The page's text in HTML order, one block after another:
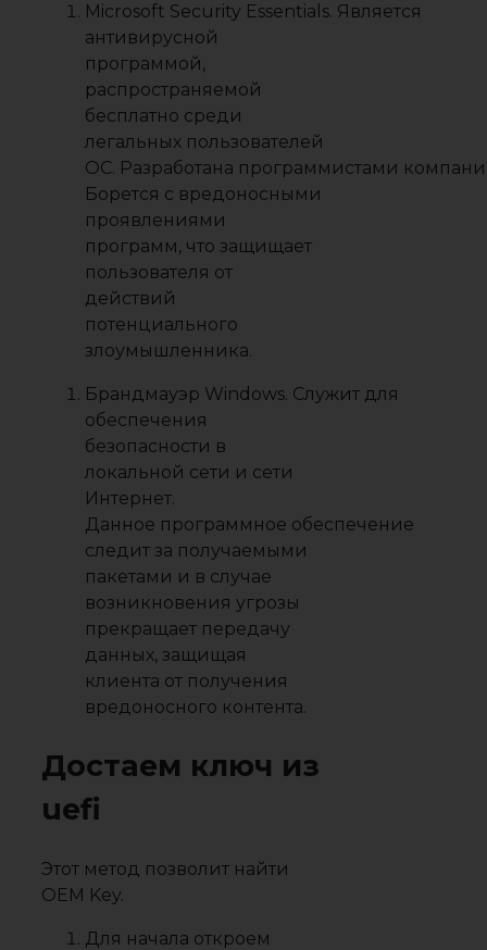
Microsoft Security Essentials. Является
антивирусной
программой,
распространяемой
бесплатно среди
легальных пользователей
ОС. Разработана программистами
Борется с вредоносными
проявлениями
программ, что защищает
пользователя от
действий
потенциального
злоумышленника.
Брандмауэр Windows. Служит для
обеспечения
безопасности в
локальной сети и сети
Интернет.
Данное программное обеспечение
следит за получаемыми
пакетами и в случае
возникновения угрозы
прекращает передачу
данных, защищая
клиента от получения
вредоносного контента.
Достаем ключ из
uefi
Этот метод позволит найти
OEM Key.
Для начала откроем